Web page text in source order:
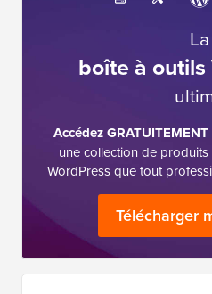
La
boîte à
Accédez
une collection de
WordPress que tout
Télécharger